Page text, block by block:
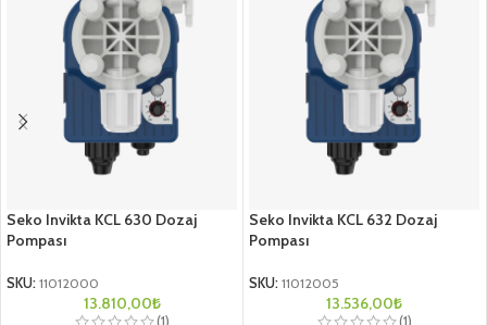
Seko Invikta KCL 630 Dozaj
Pompası
SKU: 11012000
13.810,00₺
Seko Invikta KCL 632 Dozaj
Pompası
SKU: 11012005
13.536,00₺